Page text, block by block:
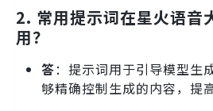
2. 常用提示词在星火语音
用？
答：提示词用于引导模型生
够精确控制生成的内容，提